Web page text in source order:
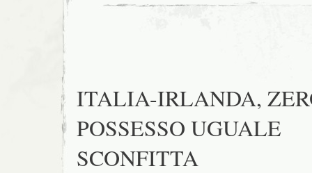
ITALIA-IRLANDA,
POSSESSO UGUALE
SCONFITTA